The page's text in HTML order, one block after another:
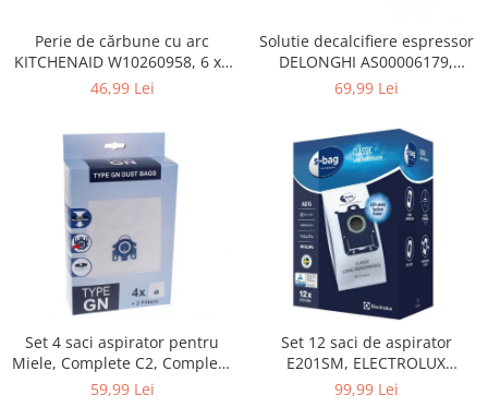
Camere video si sport
Drone si Accesorii
Home Cinema & Audio
Playere, Boxe & Casti
Telescoape & Optica
Televizoare & accesorii
Bacanie
Ambalaje cadouri
Cadouri
Curatenie si intretinere
Perie de cărbune cu arc
KITCHENAID W10260958, 6 x6
x 19 mm, pentru 5KSM15
46,99 Lei
Solutie decalcifiere espressor
DELONGHI AS00006179,
DLSC500, 500 ml
69,99 Lei
Set 4 saci aspirator pentru
Miele, Complete C2, Complete
C3, Classic C1, S8, S5, S2,
59,99 Lei
Set 12 saci de aspirator
E201SM, ELECTROLUX
9001684811, CLASSIC LONG
99,99 Lei